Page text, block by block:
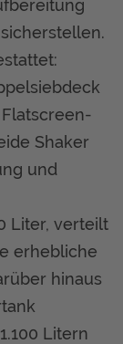
Shaker
und
Liter, verteilt
erhebliche
hinaus
Litern